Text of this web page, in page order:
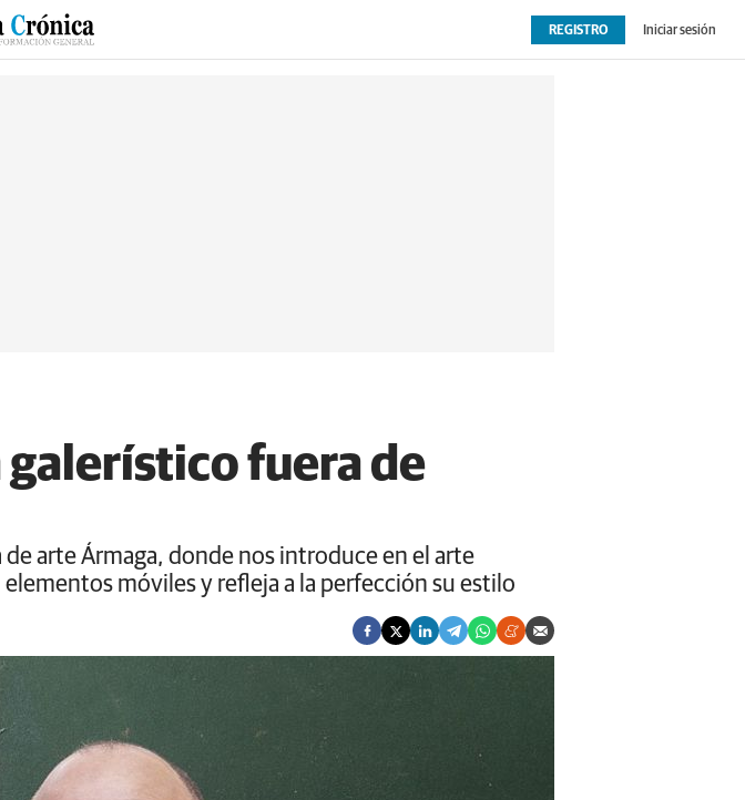
ESPECIALES DEPORTES OPINIÓN EXTRAS
REGISTRO Iniciar sesión
galerístico fuera de
de arte Ármaga, donde nos introduce en el arte
móviles y refleja a la perfección su estilo